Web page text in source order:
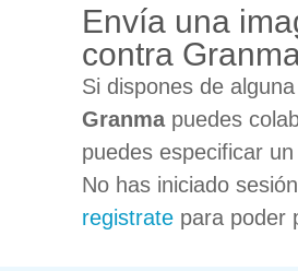
Envía una
contra
Si dispones de
Granmapuedes
puedes especificar
No has iniciado
registrate para poder